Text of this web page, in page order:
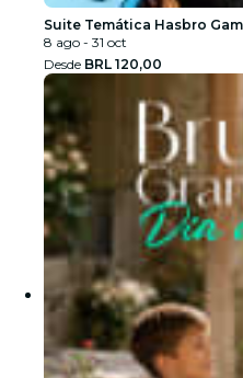
Suite Temática Hasbro
8 ago - 31 oct
Desde BRL 120,00